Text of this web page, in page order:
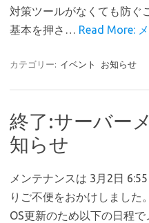
対策ツールがなくても防ぐ
基本を押さ… Read More:
カテゴリー: イベント お知らせ
終了:サーバー
知らせ
メンテナンスは 3月2日
りご不便をおかけしまし
OS更新のため以下の日程